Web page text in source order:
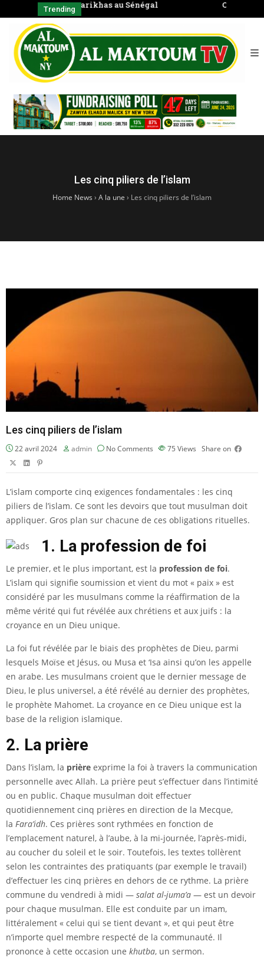
Trending Coran en groupe)
الشّيخ
Les cinq piliers de l’islam
Home News › A la une › Les cinq piliers de l’islam
Les cinq piliers de l’islam
22 avril 2024 admin No Comments 75 Views Share on
L’islam comporte cinq exigences fondamentales : les cinq
piliers de l’islam. Ce sont les devoirs que tout musulman doit
appliquer. Gros plan sur chacune de ces obligations rituelles.
1. La profession de foi
Le premier, et le plus important, est la profession de foi.
L’islam qui signifie soumission et vient du mot « paix » est
considéré par les musulmans comme la réaffirmation de la
même vérité qui fut révélée aux chrétiens et aux juifs : la
croyance en un Dieu unique.
La foi fut révélée par le biais des prophètes de Dieu, parmi
lesquels Moïse et Jésus, ou Musa et ‘Isa ainsi qu’on les appelle
en arabe. Les musulmans croient que le dernier message de
Dieu, le plus universel, a été révélé au dernier des prophètes,
le prophète Mahomet. La croyance en ce Dieu unique est la
base de la religion islamique.
2. La prière
Dans l’islam, la prière exprime la foi à travers la communication
personnelle avec Allah. La prière peut s’effectuer dans l’intimité
ou en public. Chaque musulman doit effectuer
quotidiennement cinq prières en direction de la Mecque,
la Fara’idh. Ces prières sont rythmées en fonction de
l’emplacement naturel, à l’aube, à la mi-journée, l’après-midi,
au coucher du soleil et le soir. Toutefois, les textes tollèrent
selon les contraintes des pratiquants (par exemple le travail)
d’effectuer les cinq prières en dehors de ce rythme. La prière
commune du vendredi à midi — salat al-juma’a — est un devoir
pour chaque musulman. Elle est conduite par un imam,
littéralement « celui qui se tient devant », et qui peut être
n’importe quel membre respecté de la communauté. Il
prononce à cette occasion une khutba, un sermon.